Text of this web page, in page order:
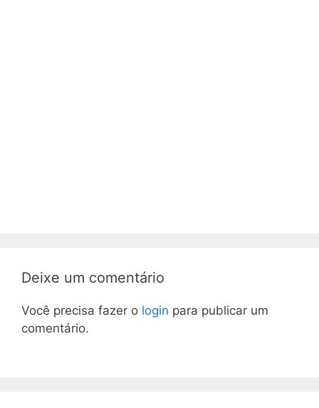
Deixe um comentário
Você precisa fazer o login para publicar um
comentário.